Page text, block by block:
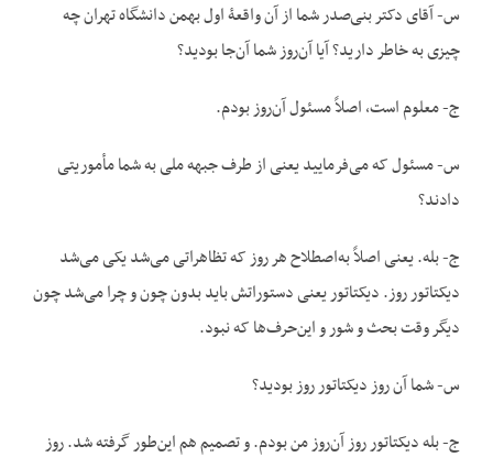
س- آقای دکتر بنی‌صدر شما از آن واقعۀ اول بهمن دانشگاه تهران چه
چیزی به خاطر دارید؟ آیا آن‌روز شما آن‌جا بودید؟
ج- معلوم است، اصلاً مسئول آن‌روز بودم.
س- مسئول که می‌فرمایید یعنی از طرف جبهه ملی به شما مأموریتی
دادند؟
ج- بله. یعنی اصلاً به‌اصطلاح هر روز که تظاهراتی می‌شد یکی می‌شد
دیکتاتور روز. دیکتاتور یعنی دستوراتش باید بدون چون و چرا می‌شد چون
دیگر وقت بحث و شور و این‌حرف‌ها که نبود.
س- شما آن روز دیکتاتور روز بودید؟
ج- بله دیکتاتور روز آن‌روز من بودم. و تصمیم هم این‌طور گرفته شد. روز